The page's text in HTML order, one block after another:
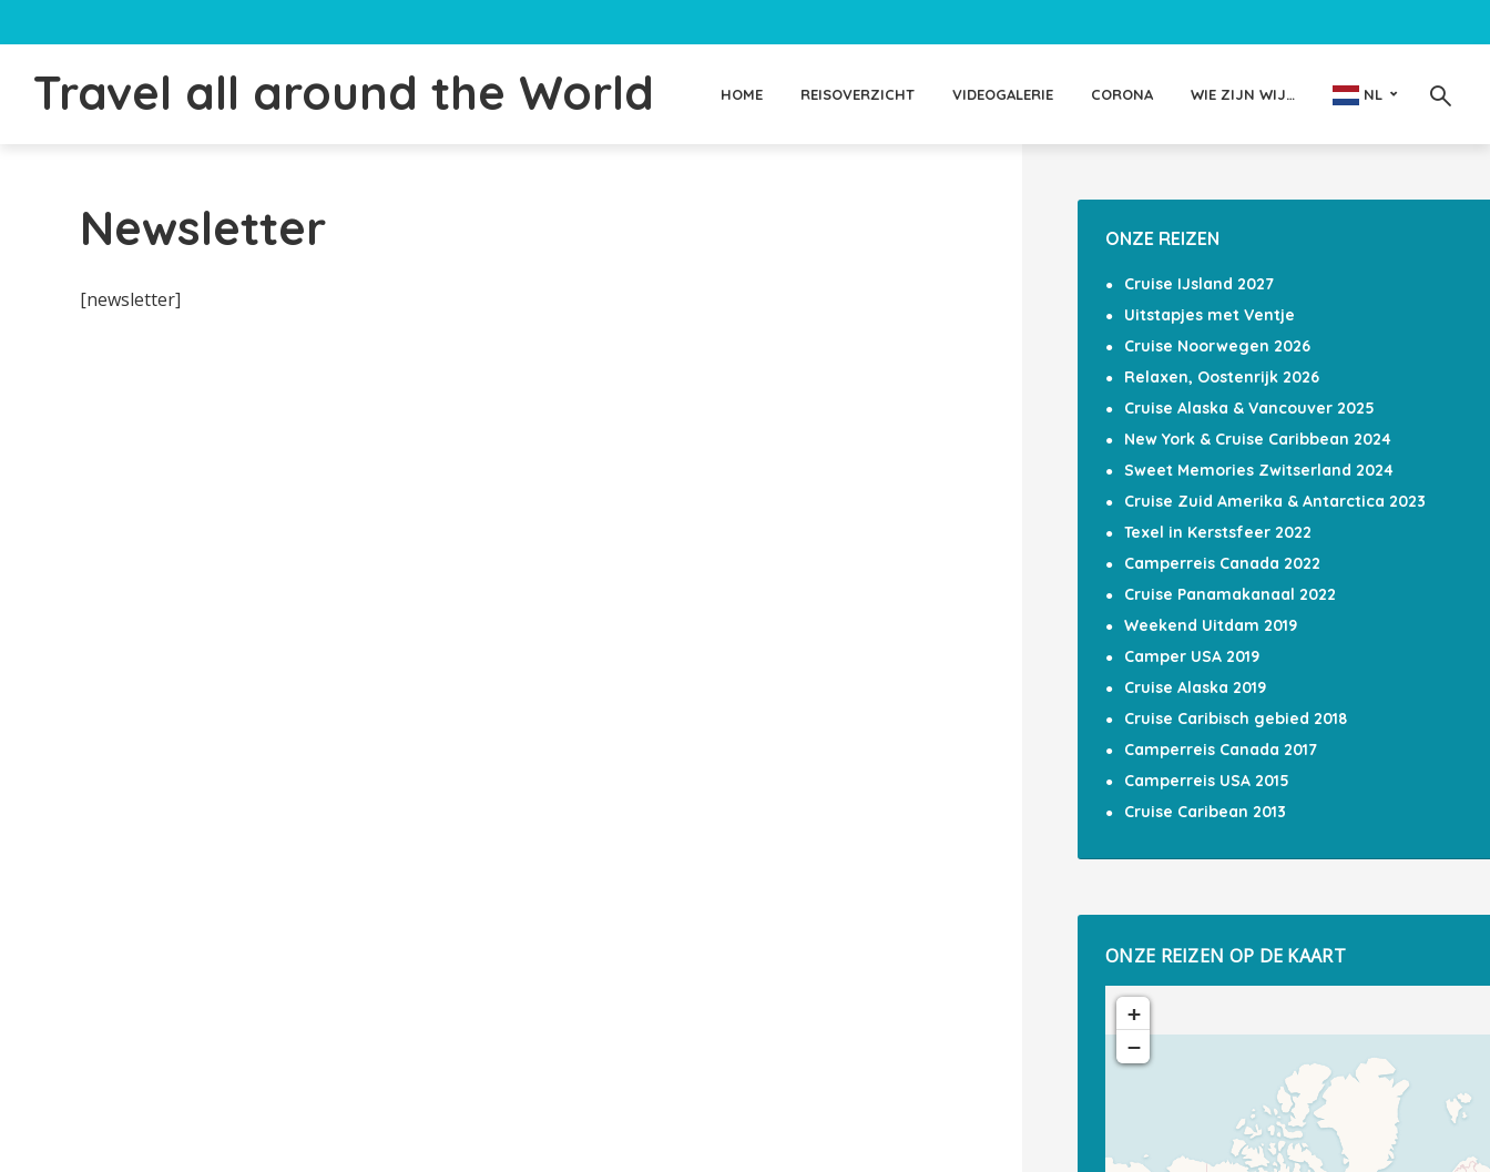
Travel all around the World HOME REISOVERZICHT VIDEOGALERIE CORONA WIE ZIJN WIJ… NL
Newsletter
[newsletter]
ONZE REIZEN
Cruise IJsland 2027
Uitstapjes met Ventje
Cruise Noorwegen 2026
Relaxen, Oostenrijk 2026
Cruise Alaska & Vancouver 2025
New York & Cruise Caribbean 2024
Sweet Memories Zwitserland 2024
Cruise Zuid Amerika & Antarctica 2023
Texel in Kerstsfeer 2022
Camperreis Canada 2022
Cruise Panamakanaal 2022
Weekend Uitdam 2019
Camper USA 2019
Cruise Alaska 2019
Cruise Caribisch gebied 2018
Camperreis Canada 2017
Camperreis USA 2015
Cruise Caribean 2013
ONZE REIZEN OP DE KAART
+
−